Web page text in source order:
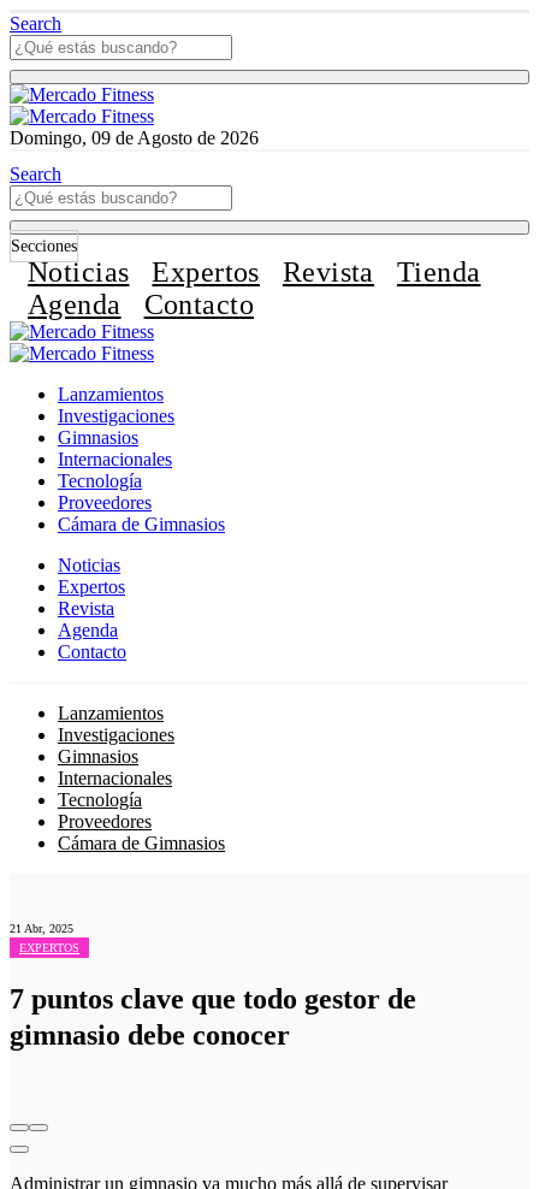
Search
Domingo, 09 de Agosto de 2026
Search
Secciones
Noticias Expertos Revista
Tienda
Agenda
Contacto
Lanzamientos
Investigaciones
Gimnasios
Internacionales
Tecnología
Proveedores
Cámara de Gimnasios
Noticias
Expertos
Revista
Agenda
Contacto
Lanzamientos
Investigaciones
Gimnasios
Internacionales
Tecnología
Proveedores
Cámara de Gimnasios
21 Abr, 2025
EXPERTOS
7 puntos clave que todo gestor de
gimnasio debe conocer
Administrar un gimnasio va mucho más allá de supervisar